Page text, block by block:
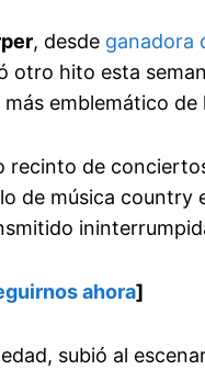
, desde ganadora
otro hito esta
emblemático de
recinto de
de música country
ahora]
subió al